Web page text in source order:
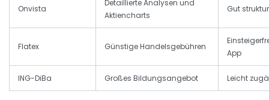
Onvista
Detaillierte Analysen und
Aktiencharts
Gut
Flatex Günstige Handelsgebühren
App
ING-DiBa Großes Bildungsangebot Leicht